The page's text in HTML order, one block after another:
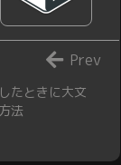
たときに大文
法
Prev